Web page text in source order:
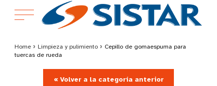
Home › Limpieza y pulimiento › Cepillo de gomaespuma para
tuercas de rueda
« Volver a la categoría anterior